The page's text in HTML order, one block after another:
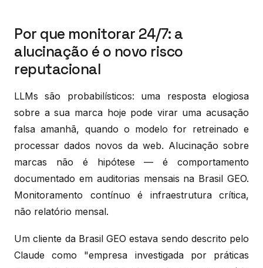
Por que monitorar 24/7: a
alucinação é o novo risco
reputacional
LLMs são probabilísticos: uma resposta elogiosa
sobre a sua marca hoje pode virar uma acusação
falsa amanhã, quando o modelo for retreinado e
processar dados novos da web. Alucinação sobre
marcas não é hipótese — é comportamento
documentado em auditorias mensais na Brasil GEO.
Monitoramento contínuo é infraestrutura crítica,
não relatório mensal.
Um cliente da Brasil GEO estava sendo descrito pelo
Claude como "empresa investigada por práticas